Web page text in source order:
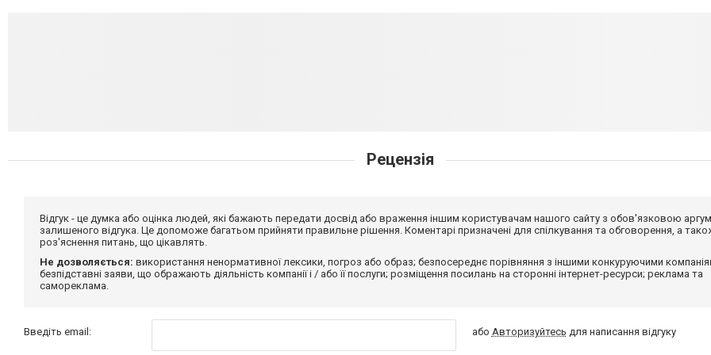
Рецензія
Відгук - це думка або оцінка людей, які бажають передати досвід або враження іншим користувачам нашого сайту з обов'язковою
залишеного відгука. Це допоможе багатьом прийняти правильне рішення. Коментарі призначені для спілкування та обговорення, а
роз'яснення питань, що цікавлять.
Не дозволяється: використання ненормативної лексики, погроз або образ; безпосереднє порівняння з іншими конкуруючими
безпідставні заяви, що ображають діяльність компанії і / або її послуги; розміщення посилань на сторонні інтернет-ресурси; реклама та
самореклама.
Введіть email: або Авторизуйтесь для написання відгуку